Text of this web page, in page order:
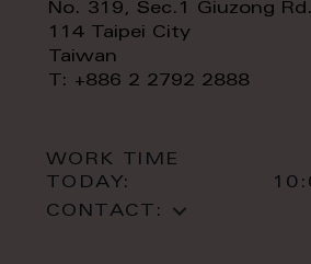
No. 319, Sec.1 Giuzong
114 Taipei City
Taiwan
T: +886 2 2792 2888
WORK TIME
TODAY:
CONTACT: